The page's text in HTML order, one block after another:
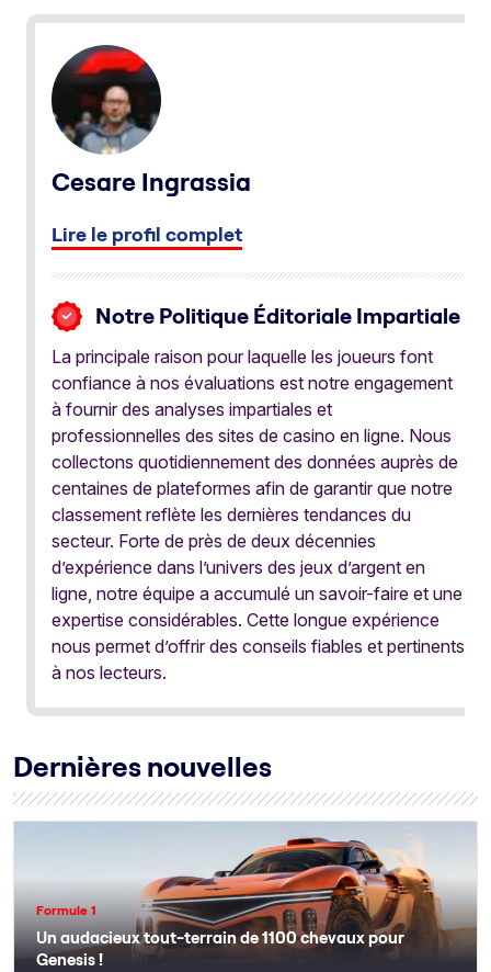
Cesare Ingrassia
Lire le profil complet
Notre Politique Éditoriale Impartiale
La principale raison pour laquelle les joueurs font
confiance à nos évaluations est notre engagement
à fournir des analyses impartiales et
professionnelles des sites de casino en ligne. Nous
collectons quotidiennement des données auprès de
centaines de plateformes afin de garantir que notre
classement reflète les dernières tendances du
secteur. Forte de près de deux décennies
d’expérience dans l’univers des jeux d’argent en
ligne, notre équipe a accumulé un savoir-faire et une
expertise considérables. Cette longue expérience
nous permet d’offrir des conseils fiables et pertinents
à nos lecteurs.
Dernières nouvelles
Formule 1
Un audacieux tout-terrain de 1100 chevaux pour
Genesis !